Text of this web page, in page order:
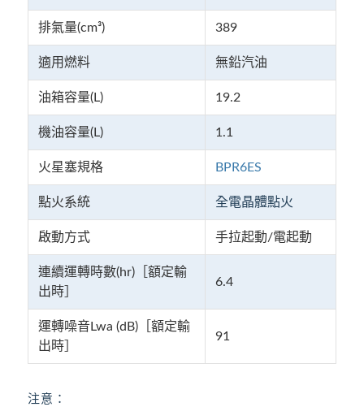
排氣量(cm³) 389
適用燃料 無鉛汽油
油箱容量(L) 19.2
機油容量(L) 1.1
火星塞規格 BPR6ES
點火系統 全電晶體點火
啟動方式 手拉起動/電起動
連續運轉時數(hr)［額定輸
出時］
6.4
運轉噪音Lwa (dB)［額定輸
出時］
91
注意：